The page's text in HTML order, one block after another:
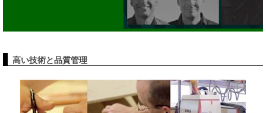
Design ～デザイン～
提供します。
国際的に活躍されているデザイナーの手によってデザインされ、熟練し
璧な安らぎを与えます。
高い技術と品質管理